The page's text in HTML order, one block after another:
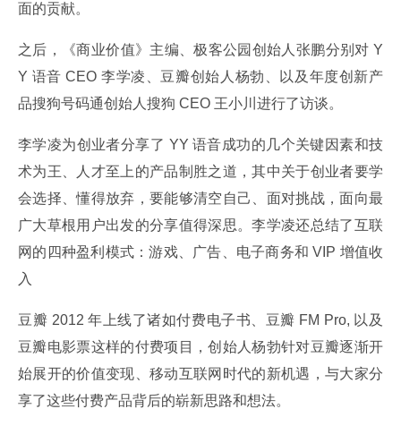
面的贡献。
之后，《商业价值》主编、极客公园创始人张鹏分别对 Y
Y 语音 CEO 李学凌、豆瓣创始人杨勃、以及年度创新产
品搜狗号码通创始人搜狗 CEO 王小川进行了访谈。
李学凌为创业者分享了 YY 语音成功的几个关键因素和技
术为王、人才至上的产品制胜之道，其中关于创业者要学
会选择、懂得放弃，要能够清空自己、面对挑战，面向最
广大草根用户出发的分享值得深思。李学凌还总结了互联
网的四种盈利模式：游戏、广告、电子商务和 VIP 增值收
入
豆瓣 2012 年上线了诸如付费电子书、豆瓣 FM Pro, 以及
豆瓣电影票这样的付费项目，创始人杨勃针对豆瓣逐渐开
始展开的价值变现、移动互联网时代的新机遇，与大家分
享了这些付费产品背后的崭新思路和想法。